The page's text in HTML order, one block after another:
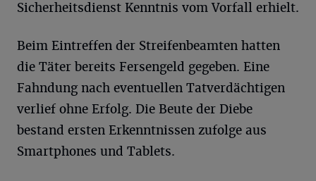
Sicherheitsdienst Kenntnis vom Vorfall erhielt.
Beim Eintreffen der Streifenbeamten hatten
die Täter bereits Fersengeld gegeben. Eine
Fahndung nach eventuellen Tatverdächtigen
verlief ohne Erfolg. Die Beute der Diebe
bestand ersten Erkenntnissen zufolge aus
Smartphones und Tablets.